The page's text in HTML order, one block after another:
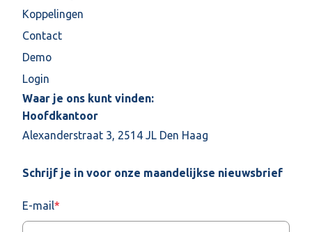
Schrijf je in voor onze maandelijkse nieuwsbrief
E-mail*
Koppelingen
Contact
Demo
Login
Waar je ons kunt vinden:
Hoofdkantoor
Alexanderstraat 3, 2514 JL Den Haag